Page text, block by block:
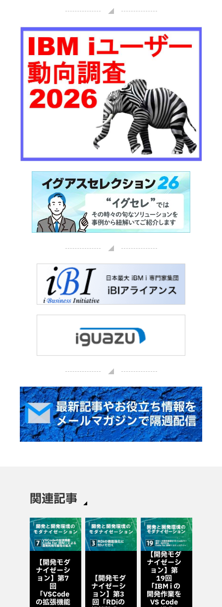
関連記事
【開発モダ
ナイゼーシ
ョン】第7
回
「VSCode
の拡張機能
【開発モダ
ナイゼーシ
ョン】第3
回「RDiの
【開発モダ
ナイゼーシ
ョン】第
19回
「IBM i の
開発作業を
VS Code